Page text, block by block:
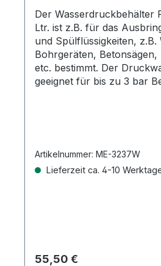
Der Wasserdruckbehälter
Ltr. ist z.B. für das
und Spülflüssigkeiten, z.B.
Bohrgeräten,
etc. bestimmt. Der
geeignet für bis zu 3 bar
Artikelnummer: ME-3237W
Lieferzeit ca. 4-10
Regulärer Preis:
55,50 €